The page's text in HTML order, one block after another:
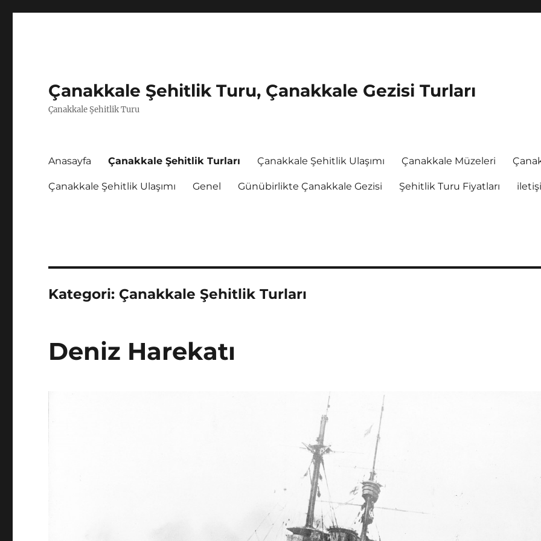
Çanakkale Şehitlik Turu, Çanakkale Gezisi Turları
Çanakkale Şehitlik Turu
Anasayfa Çanakkale Şehitlik Turları Çanakkale Şehitlik Ulaşımı Çanakkale Müzeleri
Çanakkale Şehitlik Ulaşımı Genel Günübirlikte Çanakkale Gezisi Şehitlik Turu Fiyatları
Kategori: Çanakkale Şehitlik Turları
Deniz Harekatı